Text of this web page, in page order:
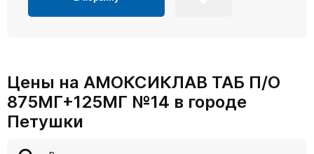
Цены на АМОКСИКЛАВ ТАБ П/О
875МГ+125МГ №14 в городе
Петушки